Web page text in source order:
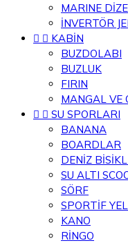
MARINE
İNVERTÖR
  KABİN
BUZDOLABI
BUZLUK
FIRIN
MANGAL VE
  SU SPORLARI
BANANA
BOARDLAR
DENİZ
SU ALTI
SÖRF
SPORTİF
KANO
RİNGO